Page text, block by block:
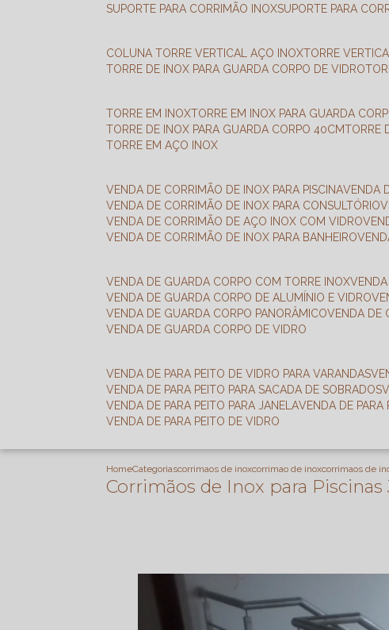
SUPORTE PARA CORRIMÃO INOX SUPORTE PARA
COLUNA TORRE VERTICAL AÇO INOX TORRE
TORRE DE INOX PARA GUARDA CORPO DE VIDRO
TORRE EM INOX TORRE EM INOX PARA GUARDA
TORRE DE INOX PARA GUARDA CORPO 40CM
TORRE EM AÇO INOX
VENDA DE CORRIMÃO DE INOX PARA PISCINA
VENDA DE CORRIMÃO DE INOX PARA CONSULTÓRIO
VENDA DE CORRIMÃO DE AÇO INOX COM VIDRO
VENDA DE CORRIMÃO DE INOX PARA BANHEIRO
VENDA DE GUARDA CORPO COM TORRE INOX
VENDA DE GUARDA CORPO DE ALUMÍNIO E VIDRO
VENDA DE GUARDA CORPO PANORÂMICO
VENDA
VENDA DE GUARDA CORPO DE VIDRO
VENDA DE PARA PEITO DE VIDRO PARA VARANDAS
VENDA DE PARA PEITO PARA SACADA DE SOBRADOS
VENDA DE PARA PEITO PARA JANELA
VENDA DE
VENDA DE PARA PEITO DE VIDRO
HomeCategoriascorrimaos de inoxcorrimao de inoxcorrimaos de
Corrimãos de Inox para Piscinas